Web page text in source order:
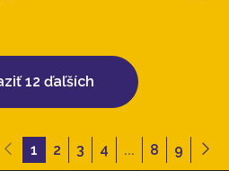
12 ďaľších
1 2 3 4 ... 8 9